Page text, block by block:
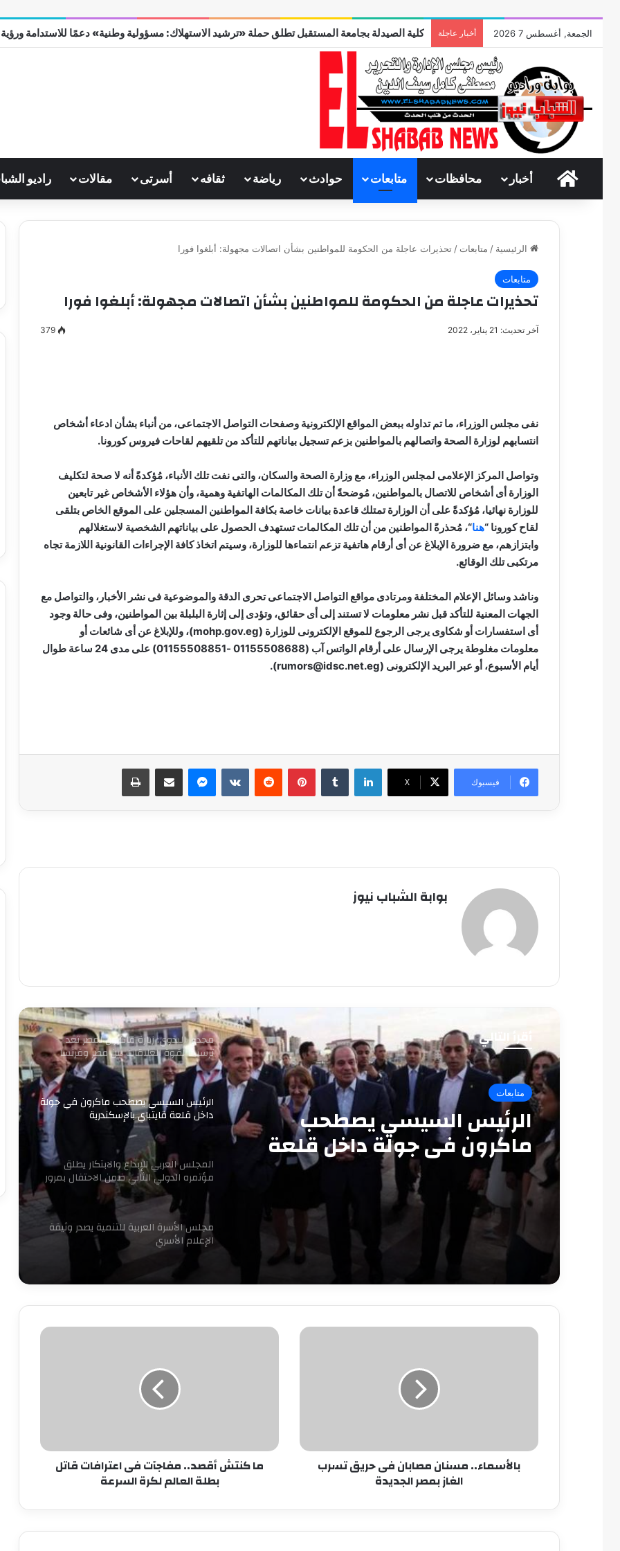
الجمعة, أغسطس 7 2026 أخبار عاجلة كلية الصيدلة بجامعة المستقبل تطلق حملة «ترشيد الاستهلاك: مسؤولية وطنية» دعمًا للاستدامة ورؤية مصر
الرئيسية
أخبار محافظات متابعات حوادث رياضة ثقافه أسرتى مقالات راديو
الرئيسية / متابعات / تحذيرات عاجلة من الحكومة للمواطنين بشأن اتصالات مجهولة: أبلغوا فورا
متابعات
تحذيرات عاجلة من الحكومة للمواطنين بشأن اتصالات مجهولة: أبلغوا فورا
آخر تحديث: 21 يناير، 2022 379
نفى مجلس الوزراء، ما تم تداوله ببعض المواقع الإلكترونية وصفحات التواصل الاجتماعى، من أنباء بشأن ادعاء أشخاص
انتسابهم لوزارة الصحة واتصالهم بالمواطنين بزعم تسجيل بياناتهم للتأكد من تلقيهم لقاحات فيروس كورونا.
وتواصل المركز الإعلامى لمجلس الوزراء، مع وزارة الصحة والسكان، والتى نفت تلك الأنباء، مُؤكدةً أنه لا صحة لتكليف
الوزارة أى أشخاص للاتصال بالمواطنين، مُوضحةً أن تلك المكالمات الهاتفية وهمية، وأن هؤلاء الأشخاص غير تابعين
للوزارة نهائيا، مُؤكدةً على أن الوزارة تمتلك قاعدة بيانات خاصة بكافة المواطنين المسجلين على الموقع الخاص بتلقى
لقاح كورونا “هنا“، مُحذرةً المواطنين من أن تلك المكالمات تستهدف الحصول على بياناتهم الشخصية لاستغلالهم
وابتزازهم، مع ضرورة الإبلاغ عن أى أرقام هاتفية تزعم انتماءها للوزارة، وسيتم اتخاذ كافة الإجراءات القانونية اللازمة تجاه
مرتكبى تلك الوقائع.
وناشد وسائل الإعلام المختلفة ومرتادى مواقع التواصل الاجتماعى تحرى الدقة والموضوعية ‏فى نشر الأخبار، والتواصل مع
الجهات المعنية للتأكد قبل نشر ‏معلومات لا تستند إلى أى حقائق، وتؤدى إلى إثارة البلبلة بين المواطنين، وفى حالة وجود
أى استفسارات أو شكاوى يرجى الرجوع للموقع الإلكترونى للوزارة (mohp.gov.eg)، وللإبلاغ عن أى شائعات أو
معلومات مغلوطة يرجى الإرسال على أرقام الواتس آب (01155508688 -01155508851) على مدى 24 ساعة طوال
أيام الأسبوع، أو عبر البريد الإلكترونى (rumors@idsc.net.eg
).
فيسبوك ‫X
لينكدإن بينتيريست ماسنجر مشاركة عبر البريد طباعة
بوابة الشباب نيوز
أقرأ التالي
متابعات
الرئيس السيسي يصطحب
ماكرون في جولة داخل قلعة
قايتباي بالإسكندرية
ابو عقيل والحمزاوي يهنئان رافت السمان
بتوليه منصب وكيل تضامن الجيزه ويبحثان
سبل التعاون بينهما
وعملوها ازاي
أول مدرسة لصناعة غذاء المستقبل
مجدى البدوي: زيارة ماكرون لمصر تعد
ترسيخا لقوة العلاقات بين مصر وفرنسا
الرئيس السيسي يصطحب ماكرون في جولة
داخل قلعة قايتباي بالإسكندرية
المجلس العربي للإبداع والابتكار يطلق
مؤتمره الدولي الثاني ضمن الاحتفال بمرور
16 عاما للتنمية المستدامة
مجلس الأسرة العربية للتنمية يصدر وثيقة
الإعلام الأسري
7 سبتمبر.. حفل توقيع ومناقشة كتاب
“قبل المأذون” للدكتورة آمال إبراهيم
ابو عقيل والحمزاوي يهنئان رافت السمان
طاقة نور تعاون جديد بين بإيدي مصرية
وعملوها ازاي
بالأسماء..
الجديدة
بالأسماء.. مسنان مصابان فى حريق تسرب
الغاز بمصر الجديدة
ما
العالم
لكرةما كنتش أقصد.. مفاجآت فى اعترافات قاتل
بطلة العالم لكرة السرعة
سيف
الدين
….
مايسه
عطوه
كليوباترا
القرن
21
مصطفى كامل سيف الدين …. يكتب
مايسه عطوه كليوباترا القرن 21
سيف
الدين
….
ميلاد
جديدمصطفى كامل سيف الدين …. يكتب
ميلاد جديد